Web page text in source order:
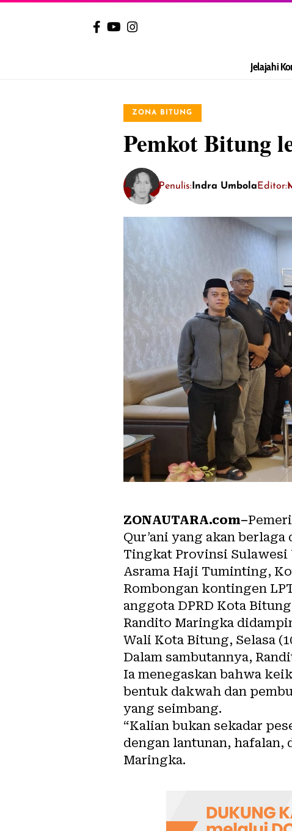
Jelajahi
ZONA BITUNG
Pemkot Bitung
Penulis: Indra Umbola Editor:
ZONAUTARA.com–
Qur’ani yang akan
Tingkat Provinsi Sulawesi
Asrama Haji Tuminting,
Rombongan kontingen
anggota DPRD Kota
Randito Maringka
Wali Kota Bitung, Selasa
Dalam sambutannya,
Ia menegaskan bahwa
bentuk dakwah dan
yang seimbang.
“Kalian bukan sekadar
dengan lantunan, hafalan,
Maringka.